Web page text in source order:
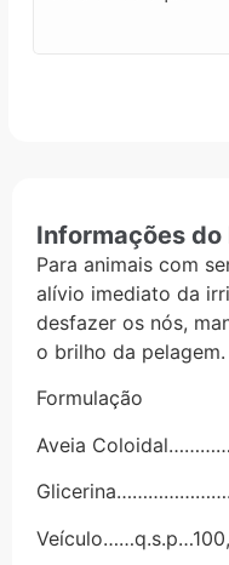
Informações do
Para animais com
alívio imediato da
desfazer os nós,
o brilho da pelagem.
Formulação
Aveia